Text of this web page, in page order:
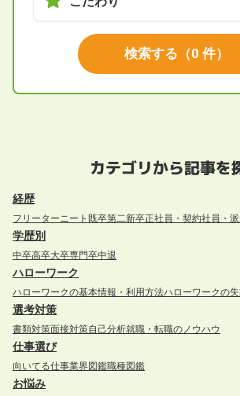
検索する （0 件）
カテゴリから記事を
経歴
フリーターニート 既卒第二新卒正社員・契約社員・
学歴別
中卒高卒大卒専門卒中退
ハローワーク
ハローワークの基本情報・利用方法ハローワークの失
選考対策
書類対策面接対策自己分析就職・転職のノウハウ
仕事選び
向いてる仕事業界図鑑職種図鑑
お悩み